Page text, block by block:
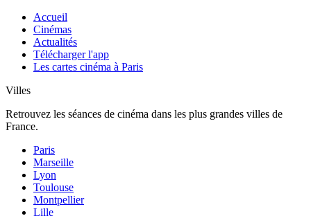
Accueil
Cinémas
Actualités
Télécharger l'app
Les cartes cinéma à Paris
Villes
Retrouvez les séances de cinéma dans les plus grandes villes de
France.
Paris
Marseille
Lyon
Toulouse
Montpellier
Lille